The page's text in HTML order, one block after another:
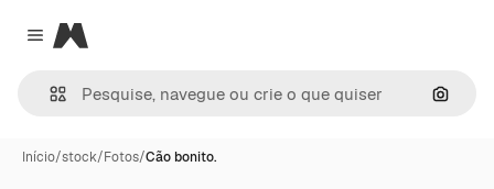
Close menu
Magnific
Início/stock/Fotos/Cão bonito.